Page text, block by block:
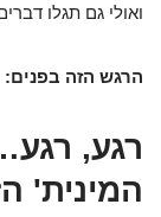
ואולי גם תגלו
הרגש הזה
רגע,
המינית'